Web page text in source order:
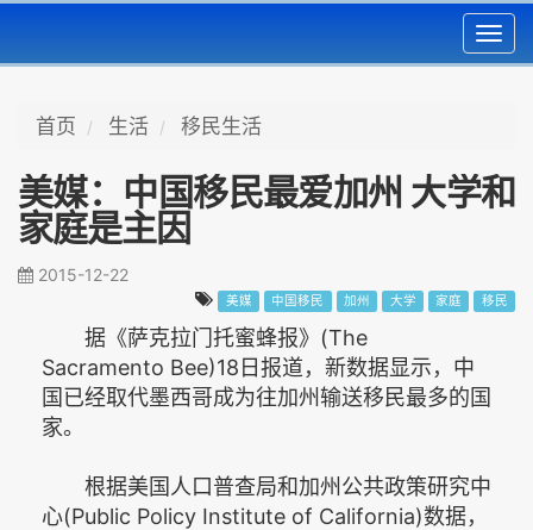
首页 生活 移民生活
美媒：中国移民最爱加州 大学和
家庭是主因
2015-12-22
美媒 中国移民 加州 大学 家庭 移民
据《萨克拉门托蜜蜂报》(The
Sacramento Bee)18日报道，新数据显示，中
国已经取代墨西哥成为往加州输送移民最多的国
家。
根据美国人口普查局和加州公共政策研究中
心(Public Policy Institute of California)数据，